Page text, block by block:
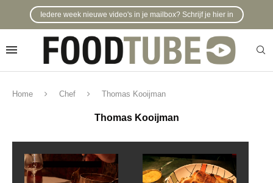
Iedere week nieuwe video's in je mailbox? Schrijf je hier in
Home Chef Thomas Kooijman
Thomas Kooijman